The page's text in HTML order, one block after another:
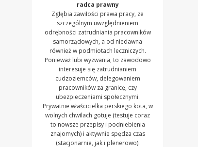
radca prawny
Zgłębia zawiłości prawa pracy, ze
szczególnym uwzględnieniem
odrębności zatrudniania pracowników
samorządowych, a od niedawna
również w podmiotach leczniczych.
Ponieważ lubi wyzwania, to zawodowo
interesuje się zatrudnianiem
cudzoziemców, delegowaniem
pracowników za granicę, czy
ubezpieczeniami społecznymi.
Prywatnie właścicielka perskiego kota, w
wolnych chwilach gotuje (testuje coraz
to nowsze przepisy i podniebienia
znajomych) i aktywnie spędza czas
(stacjonarnie, jak i plenerowo).